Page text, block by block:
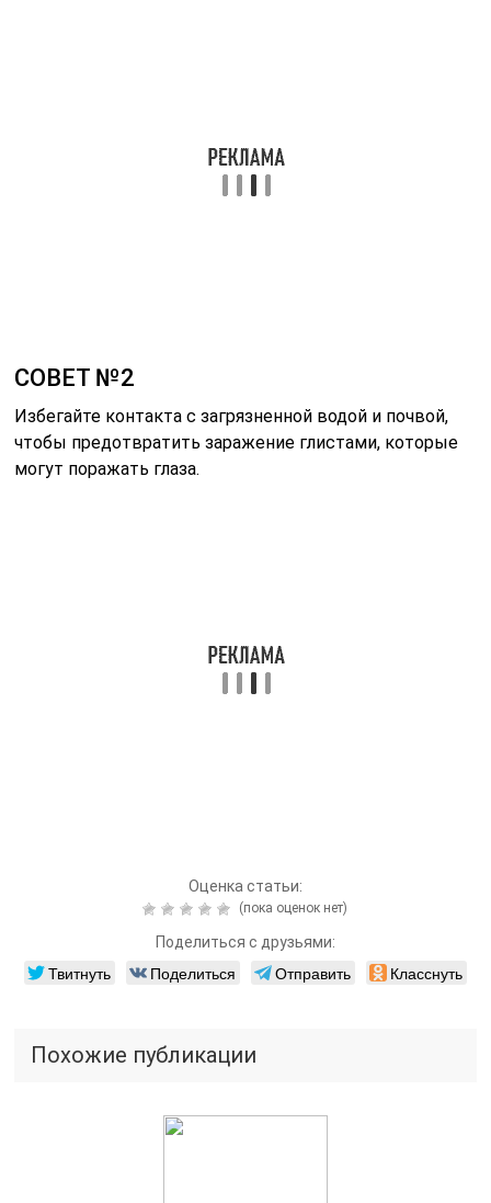
СОВЕТ №2
Избегайте контакта с загрязненной водой и почвой,
чтобы предотвратить заражение глистами, которые
могут поражать глаза.
Оценка статьи:
(пока оценок нет)
Поделиться с друзьями:
Твитнуть Поделиться Отправить Класснуть
Похожие публикации